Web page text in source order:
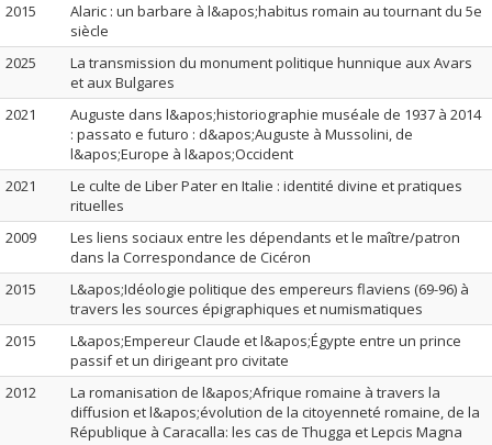
2015
Alaric : un barbare à l&apos;habitus romain au tournant du 5e
siècle
2025
La transmission du monument politique hunnique aux Avars
et aux Bulgares
2021
Auguste dans l&apos;historiographie muséale de 1937 à 2014
: passato e futuro : d&apos;Auguste à Mussolini, de
l&apos;Europe à l&apos;Occident
2021
Le culte de Liber Pater en Italie : identité divine et pratiques
rituelles
2009
Les liens sociaux entre les dépendants et le maître/patron
dans la Correspondance de Cicéron
2015
L&apos;Idéologie politique des empereurs flaviens (69-96) à
travers les sources épigraphiques et numismatiques
2015
L&apos;Empereur Claude et l&apos;Égypte entre un prince
passif et un dirigeant pro civitate
2012
La romanisation de l&apos;Afrique romaine à travers la
diffusion et l&apos;évolution de la citoyenneté romaine, de la
République à Caracalla: les cas de Thugga et Lepcis Magna